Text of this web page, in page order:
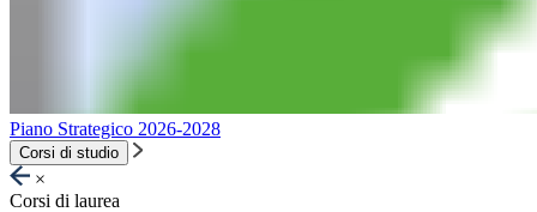
Piano Strategico 2026-2028
Corsi di studio
×
Corsi di laurea